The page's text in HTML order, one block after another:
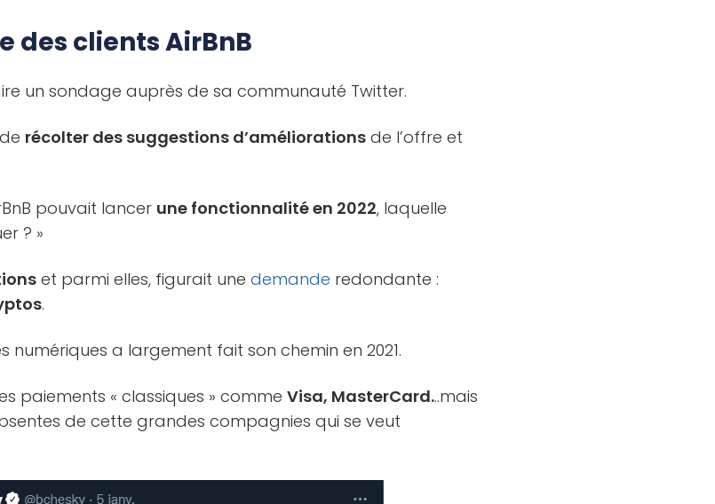
des clients AirBnB
un sondage auprès de sa communauté Twitter.
récolter des suggestions d’améliorations de l’offre et
pouvait lancer une fonctionnalité en 2022, laquelle
? »
et parmi elles, figurait unedemande redondante :
.
numériques a largement fait son chemin en 2021.
paiements « classiques » commeVisa, MasterCard...mais
de cette grandes compagnies qui se veut